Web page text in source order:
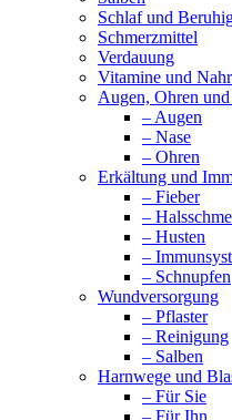
Schlaf und
Schmerzmittel
Verdauung
Vitamine und
Augen, Ohren
– Augen
– Nase
– Ohren
Erkältung und
– Fieber
–
– Husten
–
– Schnupfen
Wundversorgung
– Pflaster
– Reinigung
– Salben
Harnwege und
– Für Sie
– Für Ihn